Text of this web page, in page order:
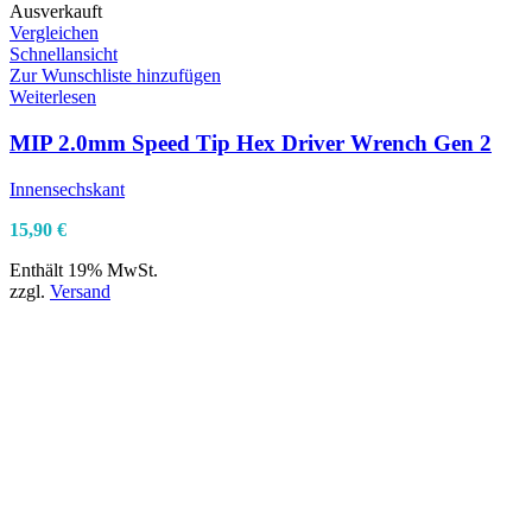
Ausverkauft
Vergleichen
Schnellansicht
Zur Wunschliste hinzufügen
Weiterlesen
MIP 2.0mm Speed Tip Hex Driver Wrench Gen 2
Innensechskant
15,90 €
Enthält 19% MwSt.
zzgl. Versand